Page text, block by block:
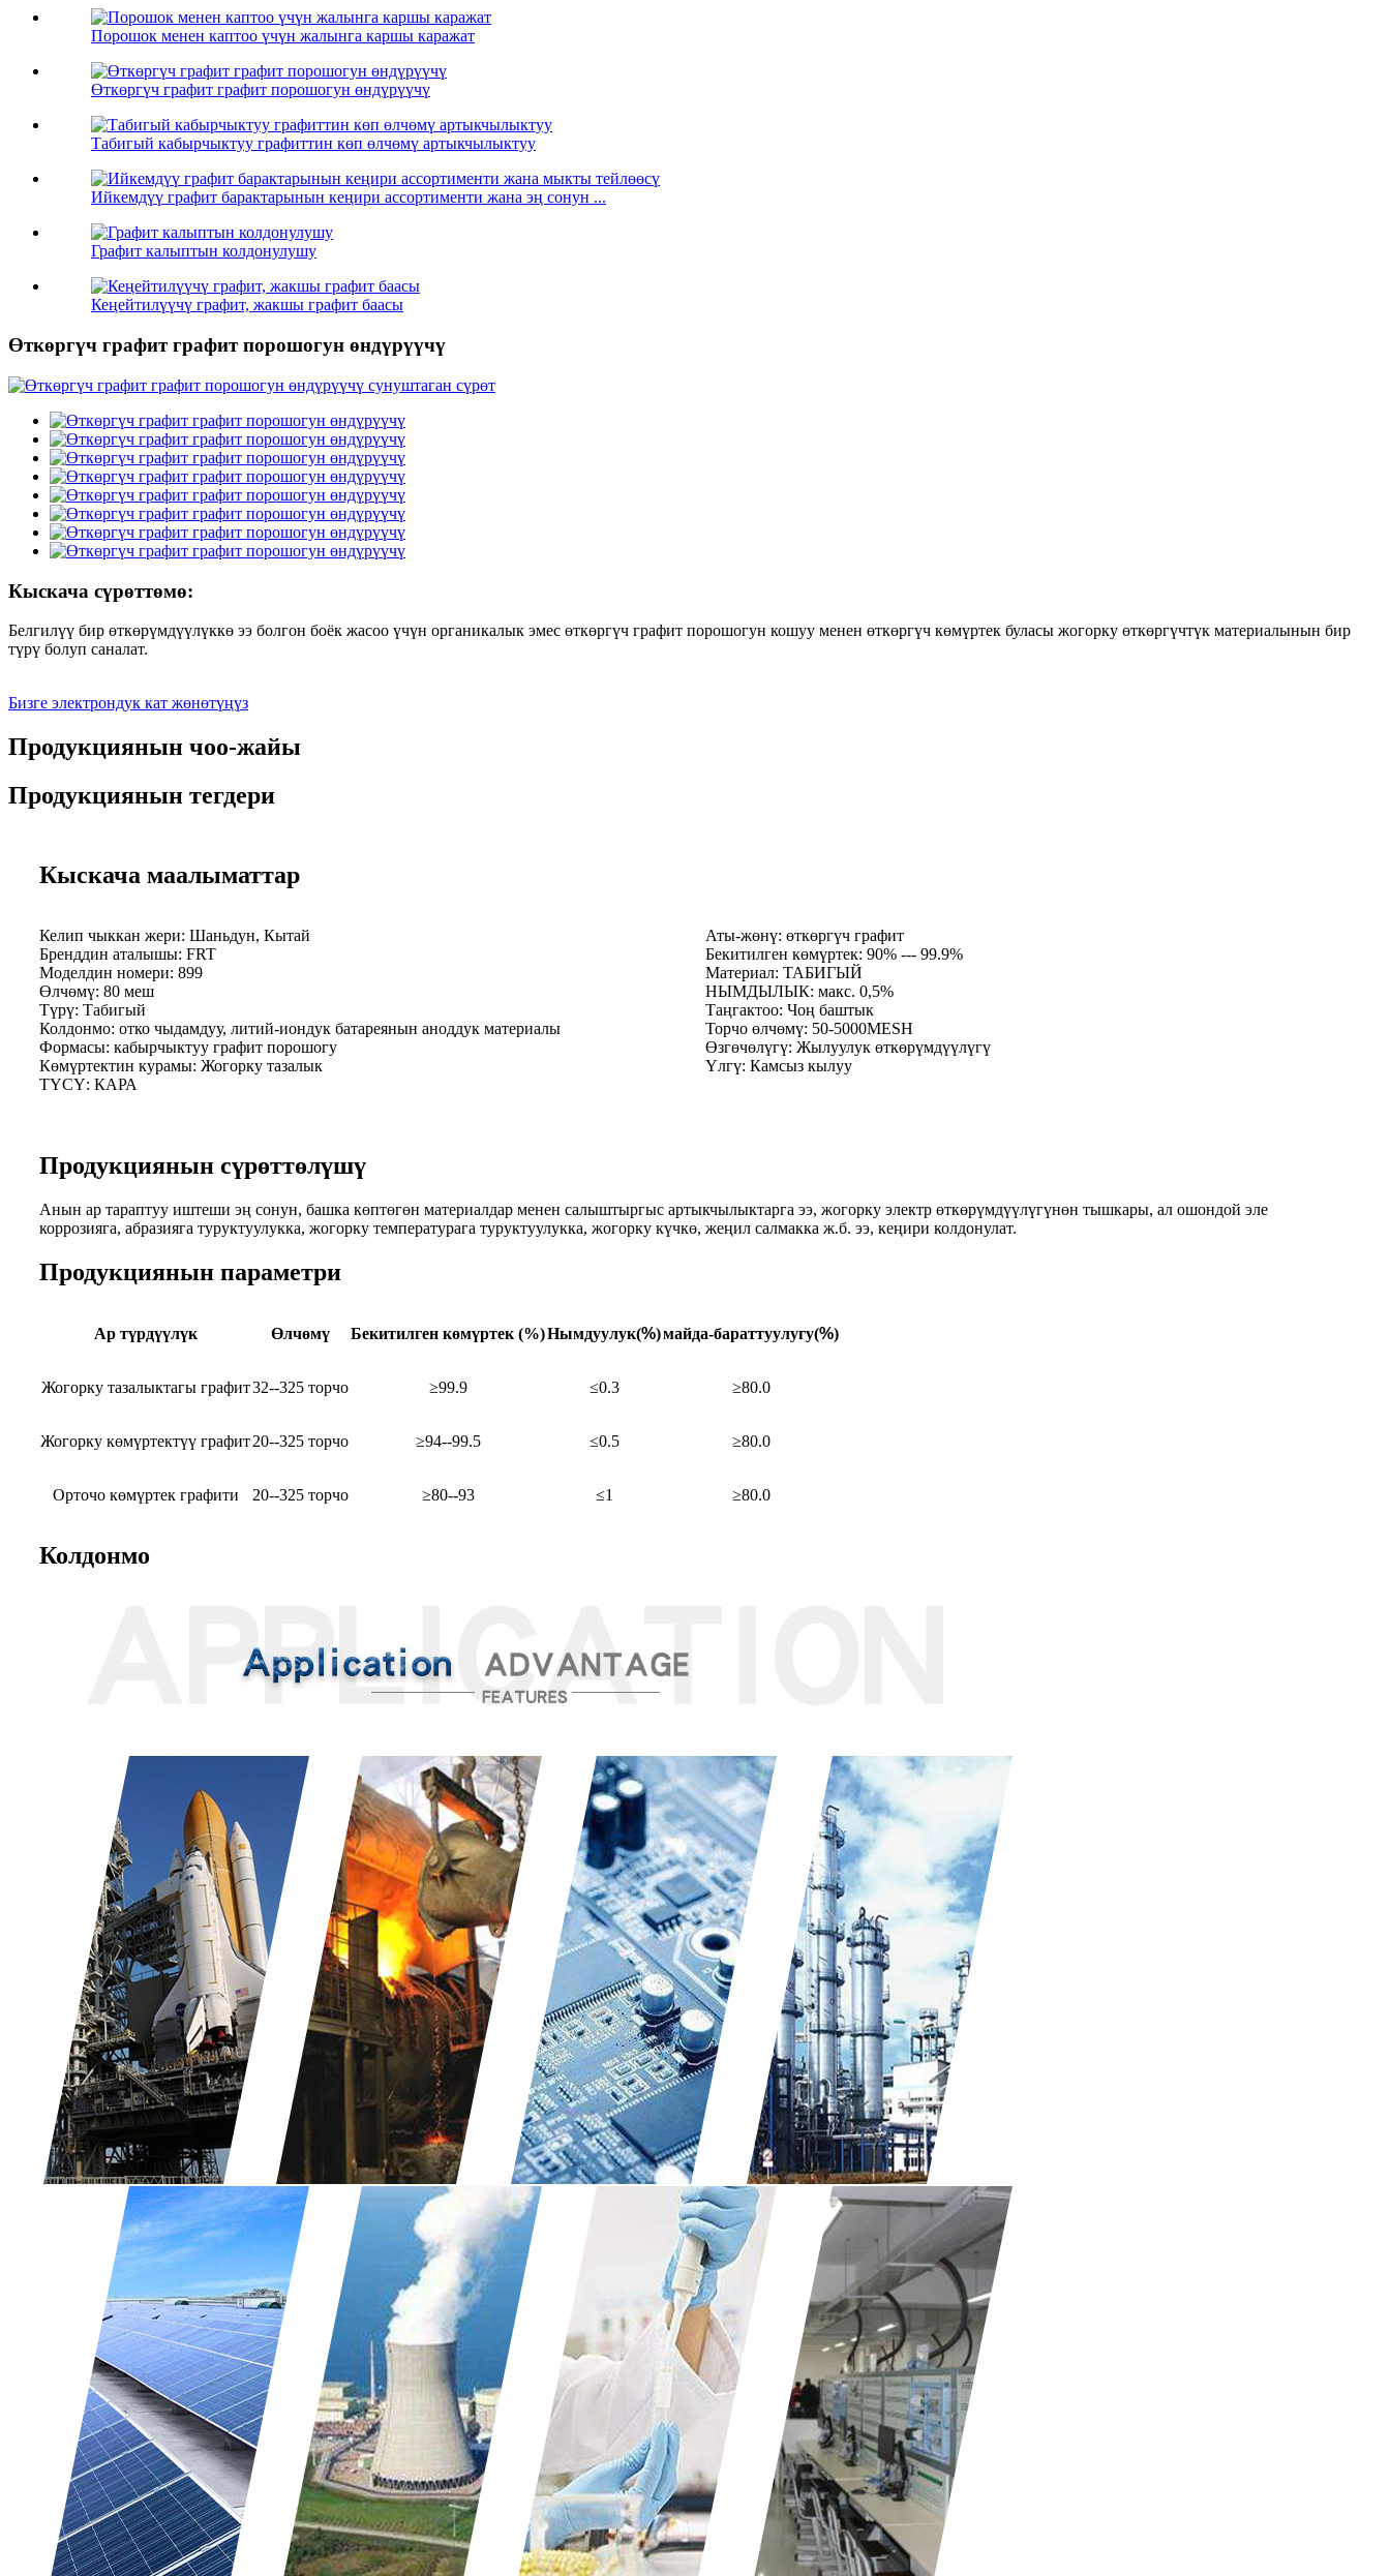
Порошок менен каптоо үчүн жалынга каршы каражат
Өткөргүч графит графит порошогун өндүрүүчү
Табигый кабырчыктуу графиттин көп өлчөмү артыкчылыктуу
Ийкемдүү графит барактарынын кеңири ассортименти жана эң сонун ...
Графит калыптын колдонулушу
Кеңейтилүүчү графит, жакшы графит баасы
Өткөргүч графит графит порошогун өндүрүүчү
Кыскача сүрөттөмө:
Белгилүү бир өткөрүмдүүлүккө ээ болгон боёк жасоо үчүн органикалык эмес өткөргүч графит порошогун кошуу менен өткөргүч көмүртек буласы жогорку өткөргүчтүк материалынын бир
түрү болуп саналат.
Бизге электрондук кат жөнөтүңүз
Продукциянын чоо-жайы
Продукциянын тегдери
Кыскача маалыматтар
Келип чыккан жери: Шаньдун, Кытай
Бренддин аталышы: FRT
Моделдин номери: 899
Өлчөмү: 80 меш
Түрү: Табигый
Колдонмо: отко чыдамдуу, литий-иондук батареянын аноддук материалы
Формасы: кабырчыктуу графит порошогу
Көмүртектин курамы: Жогорку тазалык
ТҮСҮ: КАРА
Аты-жөнү: өткөргүч графит
Бекитилген көмүртек: 90% --- 99.9%
Материал: ТАБИГЫЙ
НЫМДЫЛЫК: макс. 0,5%
Таңгактоо: Чоң баштык
Торчо өлчөмү: 50-5000MESH
Өзгөчөлүгү: Жылуулук өткөрүмдүүлүгү
Үлгү: Камсыз кылуу
Продукциянын сүрөттөлүшү
Анын ар тараптуу иштеши эң сонун, башка көптөгөн материалдар менен салыштыргыс артыкчылыктарга ээ, жогорку электр өткөрүмдүүлүгүнөн тышкары, ал ошондой эле
коррозияга, абразияга туруктуулукка, жогорку температурага туруктуулукка, жогорку күчкө, жеңил салмакка ж.б. ээ, кеңири колдонулат.
Продукциянын параметри
Ар түрдүүлүк Өлчөмү Бекитилген көмүртек (%)Нымдуулук(%)майда-бараттуулугу(%)
Жогорку тазалыктагы графит32--325 торчо ≥99.9 ≤0.3 ≥80.0
Жогорку көмүртектүү графит20--325 торчо ≥94--99.5 ≤0.5 ≥80.0
Орточо көмүртек графити 20--325 торчо ≥80--93 ≤1 ≥80.0
Колдонмо